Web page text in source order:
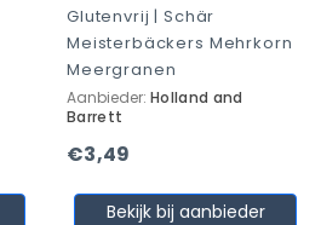
Glutenvrij | Schär
Meisterbäckers Mehrkorn
Meergranen
Aanbieder: Holland and
Barrett
€3,49
Bekijk bij aanbieder